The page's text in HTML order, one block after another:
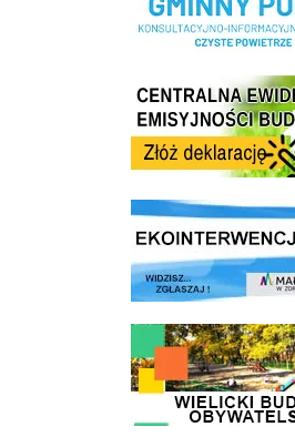
Centrala Ewidencja
link do strony ekointerwencja
link do strony - Wielicki